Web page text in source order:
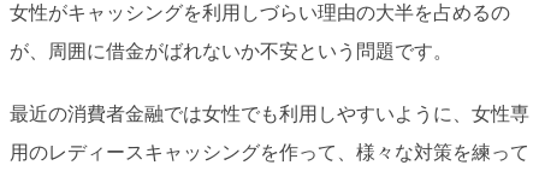
女性がキャッシングを利用しづらい理由の大半を占めるの
が、周囲に借金がばれないか不安という問題です。
最近の消費者金融では女性でも利用しやすいように、女性専
用のレディースキャッシングを作って、様々な対策を練って